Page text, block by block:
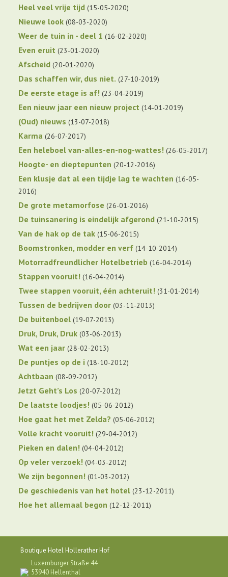
Heel veel vrije tijd 15-05-2020
Nieuwe look 08-03-2020
Weer de tuin in - deel 1 16-02-2020
Even eruit 23-01-2020
Afscheid 20-01-2020
Das schaffen wir, dus niet. 27-10-2019
De eerste etage is af! 23-04-2019
Een nieuw jaar een nieuw project 14-01-2019
(Oud) nieuws 13-07-2018
Karma 26-07-2017
Een heleboel van-alles-en-nog-wattes! 26-05-2017
Hoogte- en dieptepunten 20-12-2016
Een klusje dat al een tijdje lag te wachten 16-05-
2016
De grote metamorfose 26-01-2016
De tuinsanering is eindelijk afgerond 21-10-2015
Van de hak op de tak 15-06-2015
Boomstronken, modder en verf 14-10-2014
Motorradfreundlicher Hotelbetrieb 16-04-2014
Stappen vooruit! 16-04-2014
Twee stappen vooruit, één achteruit! 31-01-2014
Tussen de bedrijven door 03-11-2013
De buitenboel 19-07-2013
Druk, Druk, Druk 03-06-2013
Wat een jaar 28-02-2013
De puntjes op de i 18-10-2012
Achtbaan 08-09-2012
Jetzt Geht’s Los 20-07-2012
De laatste loodjes! 05-06-2012
Hoe gaat het met Zelda? 05-06-2012
Volle kracht vooruit! 29-04-2012
Pieken en dalen! 04-04-2012
Op veler verzoek! 04-03-2012
We zijn begonnen! 01-03-2012
De geschiedenis van het hotel 23-12-2011
Hoe het allemaal begon 12-12-2011
Boutique Hotel Hollerather Hof
Luxemburger Straße 44
53940 Hellenthal